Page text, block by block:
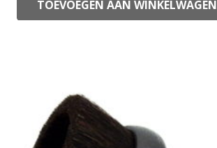
TOEVOEGEN AAN WINKELWAGEN